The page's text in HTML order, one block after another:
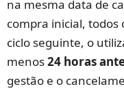
na mesma data de
compra inicial, todos
ciclo seguinte, o
menos24 horas
gestão e o